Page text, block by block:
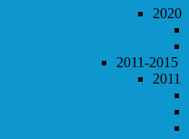
2020
2011-2015
2011